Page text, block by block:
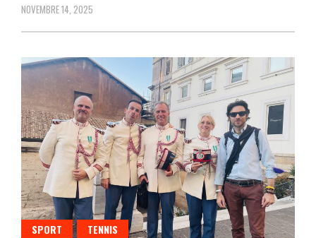
NOVEMBRE 14, 2025
SPORT TENNIS